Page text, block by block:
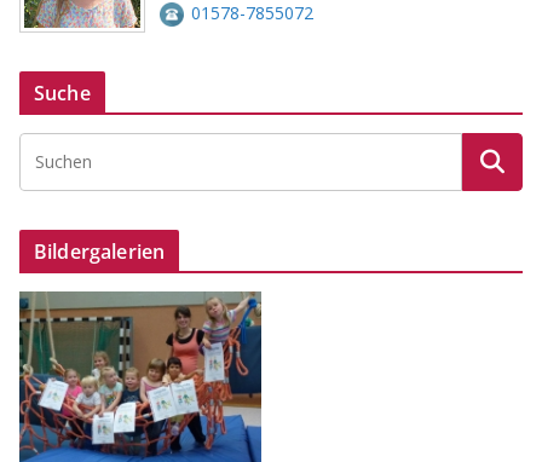
01578-7855072
Suche
Bildergalerien